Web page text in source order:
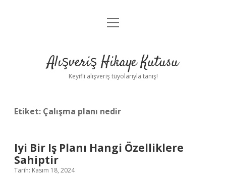
Anasayfa
Yasal Uyarı
menüyü
Alışveriş Hikaye Kutusu
Keyifli alışveriş tüyolarıyla tanış!
Etiket: Çalışma planı nedir
Iyi Bir Iş Planı Hangi Özelliklere
Sahiptir
Tarih: Kasım 18, 2024